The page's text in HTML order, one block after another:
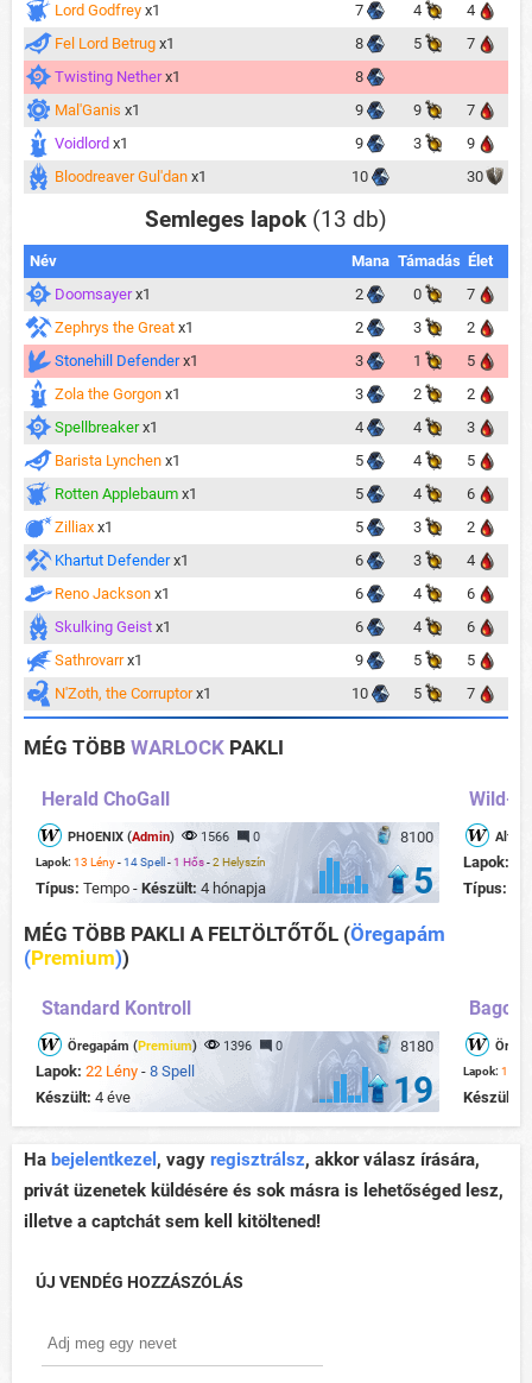
Lord Godfrey x1 7 4
4
Fel Lord Betrug x1 8 5
7
Twisting Nether x1
8
Mal'Ganis x1 9 9
7
Voidlord x1 9 3
9
Bloodreaver Gul'dan x1 10 30
Semleges lapok (13 db)
Név Mana Támadás Élet
Doomsayer x1 2 0
7
Zephrys the Great x1 2 3
2
Stonehill Defender x1 3 1
5
Zola the Gorgon x1 3 2
2
Spellbreaker x1 4 4
3
Barista Lynchen x1 5 4
5
Rotten Applebaum x1 5 4
6
Zilliax x1 5 3
2
Khartut Defender x1 6 3
4
Reno Jackson x1 6 4
6
Skulking Geist x1 6 4
6
Sathrovarr x1 9 5
5
N'Zoth, the Corruptor x1 10 5 7
MÉG TÖBB WARLOCK PAKLI
Herald ChoGall
8100
PHOENIX (Admin) 1566 0
Lapok: 13 Lény-14 Spell -1 Hős-2 Helyszín
Típus: Tempo - Készült: 4 hónapja 5
Wild-
Lapok:
Típus:
MÉG TÖBB PAKLI A FELTÖLTŐTŐL (Öregapám
(Premium))
Standard Kontroll
8180
Öregapám (Premium) 1396 0
Lapok: 22 Lény - 8 Spell
Készült: 4 éve 19 Lapok: 14
Készült:
Ha bejelentkezel , vagy regisztrálsz, akkor válasz írására,
privát üzenetek küldésére és sok másra is lehetőséged lesz,
illetve a captchát sem kell kitöltened!
ÚJ VENDÉG HOZZÁSZÓLÁS